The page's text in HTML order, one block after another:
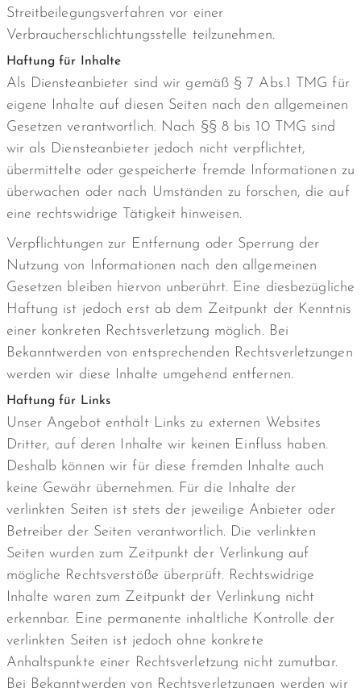
Streitbeilegungsverfahren vor einer
Verbraucherschlichtungsstelle teilzunehmen.
Haftung für Inhalte
Als Diensteanbieter sind wir gemäß § 7 Abs.1 TMG für
eigene Inhalte auf diesen Seiten nach den allgemeinen
Gesetzen verantwortlich. Nach §§ 8 bis 10 TMG sind
wir als Diensteanbieter jedoch nicht verpflichtet,
übermittelte oder gespeicherte fremde Informationen zu
überwachen oder nach Umständen zu forschen, die auf
eine rechtswidrige Tätigkeit hinweisen.
Verpflichtungen zur Entfernung oder Sperrung der
Nutzung von Informationen nach den allgemeinen
Gesetzen bleiben hiervon unberührt. Eine diesbezügliche
Haftung ist jedoch erst ab dem Zeitpunkt der Kenntnis
einer konkreten Rechtsverletzung möglich. Bei
Bekanntwerden von entsprechenden Rechtsverletzungen
werden wir diese Inhalte umgehend entfernen.
Haftung für Links
Unser Angebot enthält Links zu externen Websites
Dritter, auf deren Inhalte wir keinen Einfluss haben.
Deshalb können wir für diese fremden Inhalte auch
keine Gewähr übernehmen. Für die Inhalte der
verlinkten Seiten ist stets der jeweilige Anbieter oder
Betreiber der Seiten verantwortlich. Die verlinkten
Seiten wurden zum Zeitpunkt der Verlinkung auf
mögliche Rechtsverstöße überprüft. Rechtswidrige
Inhalte waren zum Zeitpunkt der Verlinkung nicht
erkennbar. Eine permanente inhaltliche Kontrolle der
verlinkten Seiten ist jedoch ohne konkrete
Anhaltspunkte einer Rechtsverletzung nicht zumutbar.
Bei Bekanntwerden von Rechtsverletzungen werden wir